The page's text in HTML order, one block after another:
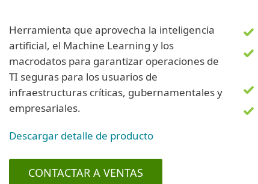
Herramienta que aprovecha la inteligencia
artificial, el Machine Learning y los
macrodatos para garantizar operaciones de
TI seguras para los usuarios de
infraestructuras críticas, gubernamentales y
empresariales.
Descargar detalle de producto
CONTACTAR A VENTAS